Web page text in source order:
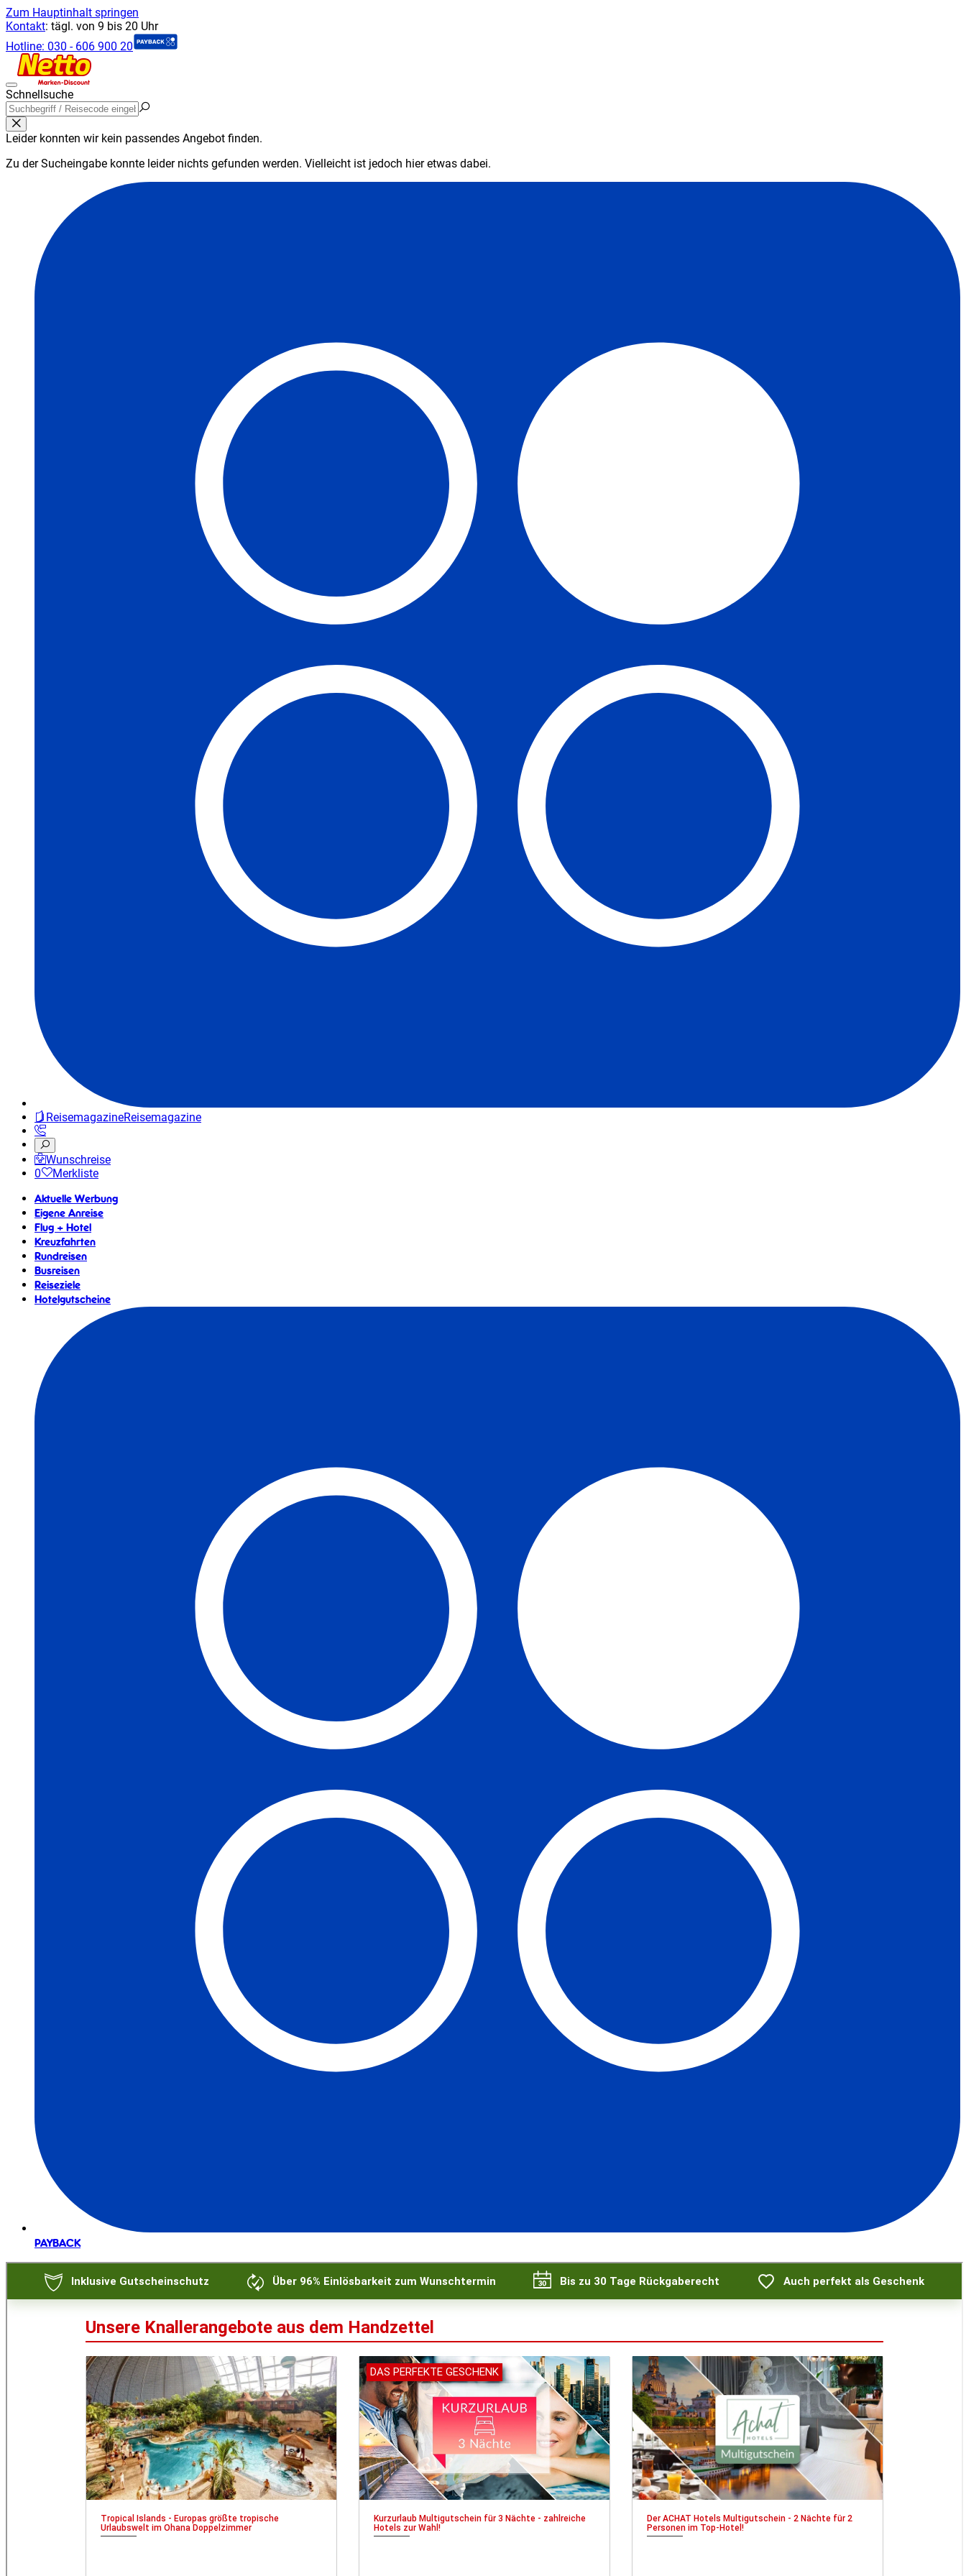
Zum Hauptinhalt springen
Kontakt: tägl. von 9 bis 20 Uhr
Hotline: 030 - 606 900 20
Schnellsuche
Leider konnten wir kein passendes Angebot finden.
Zu der Sucheingabe konnte leider nichts gefunden werden. Vielleicht ist jedoch hier etwas dabei.
ReisemagazineReisemagazine
Wunschreise
0
Merkliste
Aktuelle Werbung
Eigene Anreise
Flug + Hotel
Kreuzfahrten
Rundreisen
Busreisen
Reiseziele
Hotelgutscheine
PAYBACK